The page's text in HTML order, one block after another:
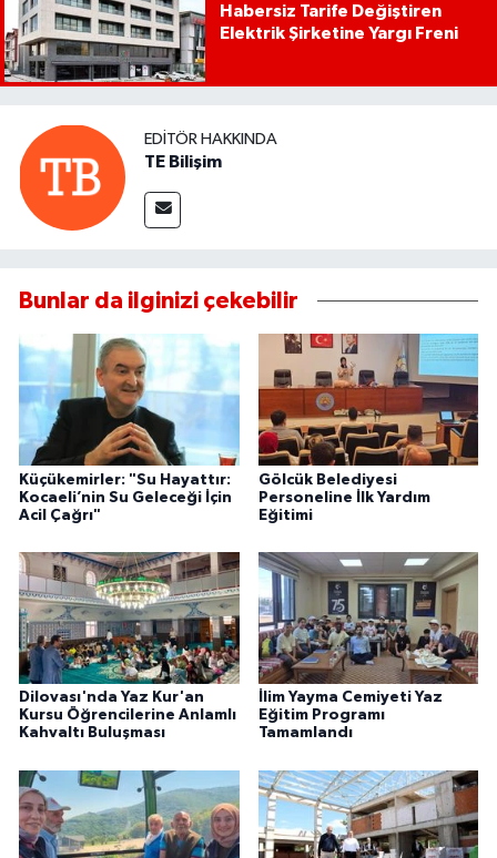
Habersiz Tarife Değiştiren
Elektrik Şirketine Yargı Freni
EDITÖR HAKKINDA
TE Bilişim
Bunlar da ilginizi çekebilir
Küçükemirler: "Su Hayattır:
Kocaeli’nin Su Geleceği İçin
Acil Çağrı"
Gölcük Belediyesi
Personeline İlk Yardım
Eğitimi
Dilovası'nda Yaz Kur'an
Kursu Öğrencilerine Anlamlı
Kahvaltı Buluşması
İlim Yayma Cemiyeti Yaz
Eğitim Programı
Tamamlandı